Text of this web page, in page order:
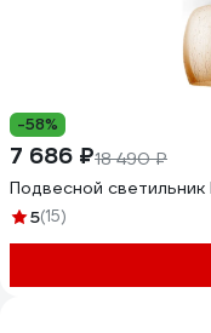
-58%
7 686 ₽18 490 ₽
Подвесной
5(15)